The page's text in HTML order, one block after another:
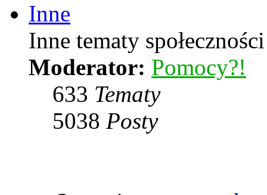
Inne
Inne tematy
Moderator: Pomocy?!
633 Tematy
5038 Posty